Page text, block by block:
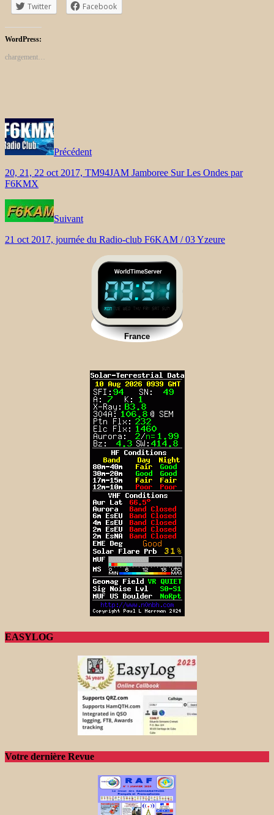
Twitter Facebook
WordPress:
chargement…
Précédent
20, 21, 22 oct 2017, TM94JAM Jamboree Sur Les Ondes par
F6KMX
Suivant
21 oct 2017, journée du Radio-club F6KAM / 03 Yzeure
EASYLOG
Votre dernière Revue